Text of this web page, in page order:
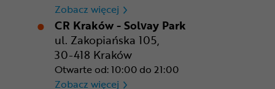
Zobacz więcej CR Gdańsk - Morski Park
CR Kraków - Solvay Park
ul. Zakopiańska 105,
30-418 Kraków
Otwarte od: 10:00 do 21:00
Zobacz więcej CR Kraków - Solvay Park